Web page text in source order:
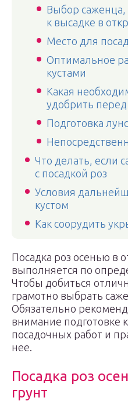
Выбор саженца,
к высадке в
Место для
Оптимальное
кустами
Какая
удобрить перед
Подготовка
Что делать, если
с посадкой роз
Условия
кустом
Как соорудить
Посадка роз осенью в
выполняется по
Чтобы добиться
грамотно выбрать
Обязательно
внимание подготовке
посадочных работ и
нее.
Посадка роз
грунт